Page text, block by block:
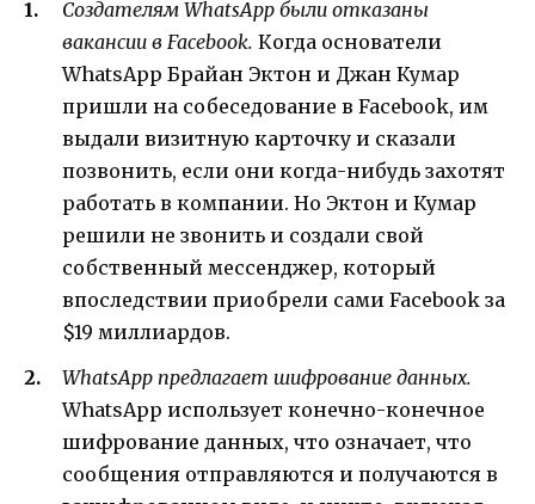
Создателям WhatsApp были отказаны
вакансии в Facebook. Когда основатели
WhatsApp Брайан Эктон и Джан Кумар
пришли на собеседование в Facebook, им
выдали визитную карточку и сказали
позвонить, если они когда-нибудь захотят
работать в компании. Но Эктон и Кумар
решили не звонить и создали свой
собственный мессенджер, который
впоследствии приобрели сами Facebook за
$19 миллиардов.
WhatsApp предлагает шифрование данных.
WhatsApp использует конечно-конечное
шифрование данных, что означает, что
сообщения отправляются и получаются в